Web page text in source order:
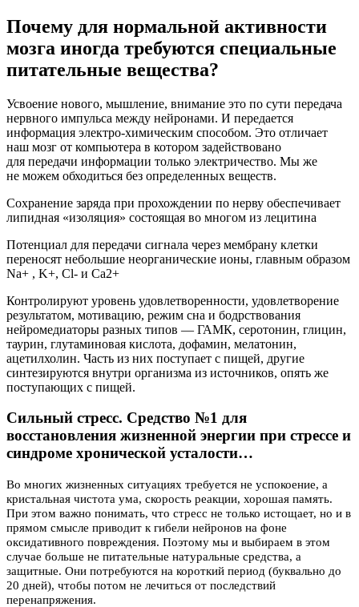
Почему для нормальной активности
мозга иногда требуются специальные
питательные вещества?
Усвоение нового, мышление, внимание это по сути передача
нервного импульса между нейронами. И передается
информация электро-химическим способом. Это отличает
наш мозг от компьютера в котором задействовано
для передачи информации только электричество. Мы же
не можем обходиться без определенных веществ.
Сохранение заряда при прохождении по нерву обеспечивает
липидная «изоляция» состоящая во многом из лецитина
Потенциал для передачи сигнала через мембрану клетки
переносят небольшие неорганические ионы, главным образом
Na+ , K+, Сl- и Са2+
Контролируют уровень удовлетворенности, удовлетворение
результатом, мотивацию, режим сна и бодрствования
нейромедиаторы разных типов — ГАМК, серотонин, глицин,
таурин, глутаминовая кислота, дофамин, мелатонин,
ацетилхолин. Часть из них поступает с пищей, другие
синтезируются внутри организма из источников, опять же
поступающих с пищей.
Сильный стресс. Средство №1 для
восстановления жизненной энергии при стрессе и
синдроме хронической усталости…
Во многих жизненных ситуациях требуется не успокоение, а
кристальная чистота ума, скорость реакции, хорошая память.
При этом важно понимать, что стресс не только истощает, но и в
прямом смысле приводит к гибели нейронов на фоне
оксидативного повреждения. Поэтому мы и выбираем в этом
случае больше не питательные натуральные средства, а
защитные. Они потребуются на короткий период (буквально до
20 дней), чтобы потом не лечиться от последствий
перенапряжения.